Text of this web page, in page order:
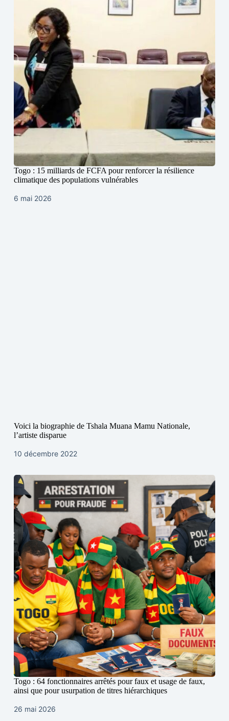
Togo : 15 milliards de FCFA pour renforcer la résilience
climatique des populations vulnérables
6 mai 2026
Voici la biographie de Tshala Muana Mamu Nationale,
l’artiste disparue
10 décembre 2022
Togo : 64 fonctionnaires arrêtés pour faux et usage de faux,
ainsi que pour usurpation de titres hiérarchiques
26 mai 2026